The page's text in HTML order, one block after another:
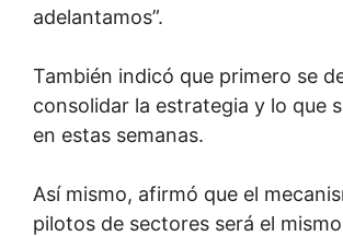
adelantamos”.
También indicó que primero se
consolidar la estrategia y lo que
en estas semanas.
Así mismo, afirmó que el
pilotos de sectores será el